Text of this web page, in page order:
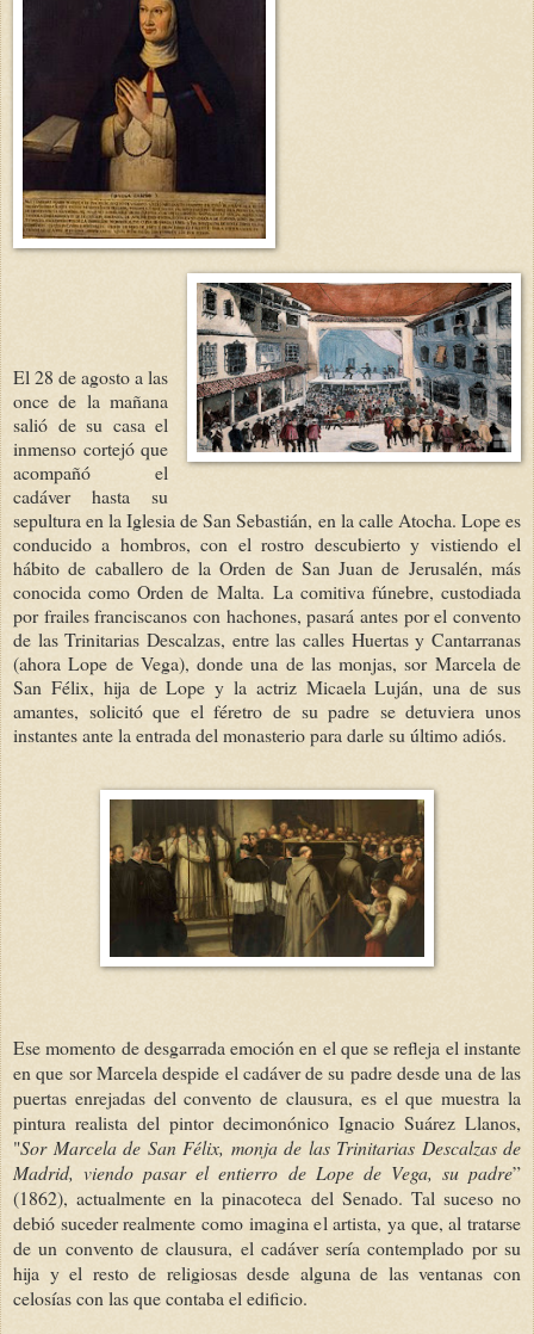
El 28 de agosto a las
once de la mañana
salió de su casa el
inmenso cortejó que
acompañó el
cadáver hasta su
sepultura en la Iglesia de San Sebastián, en la calle Atocha. Lope es
conducido a hombros, con el rostro descubierto y vistiendo el
hábito de caballero de la Orden de San Juan de Jerusalén, más
conocida como Orden de Malta. La comitiva fúnebre, custodiada
por frailes franciscanos con hachones, pasará antes por el convento
de las Trinitarias Descalzas, entre las calles Huertas y Cantarranas
(ahora Lope de Vega), donde una de las monjas, sor Marcela de
San Félix, hija de Lope y la actriz Micaela Luján, una de sus
amantes, solicitó que el féretro de su padre se detuviera unos
instantes ante la entrada del monasterio para darle su último adiós.
Ese momento de desgarrada emoción en el que se refleja el instante
en que sor Marcela despide el cadáver de su padre desde una de las
puertas enrejadas del convento de clausura, es el que muestra la
pintura realista del pintor decimonónico Ignacio Suárez Llanos,
"Sor Marcela de San Félix, monja de las Trinitarias Descalzas de
Madrid, viendo pasar el entierro de Lope de Vega, su padre”
(1862), actualmente en la pinacoteca del Senado. Tal suceso no
debió suceder realmente como imagina el artista, ya que, al tratarse
de un convento de clausura, el cadáver sería contemplado por su
hija y el resto de religiosas desde alguna de las ventanas con
celosías con las que contaba el edificio.